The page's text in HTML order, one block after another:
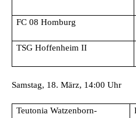
FC 08 Homburg
TSG Hoffenheim II
Samstag, 18. März, 14:00 Uhr
Teutonia Watzenborn-